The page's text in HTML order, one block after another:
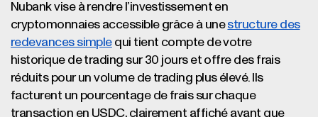
Nubank vise à rendre l’investissement en
cryptomonnaies accessible grâce à unestructure des
redevances simplequi tient compte de votre
historique de trading sur 30 jours et offre des frais
réduits pour un volume de trading plus élevé. Ils
facturent un pourcentage de frais sur chaque
transaction en USDC, clairement affiché avant que